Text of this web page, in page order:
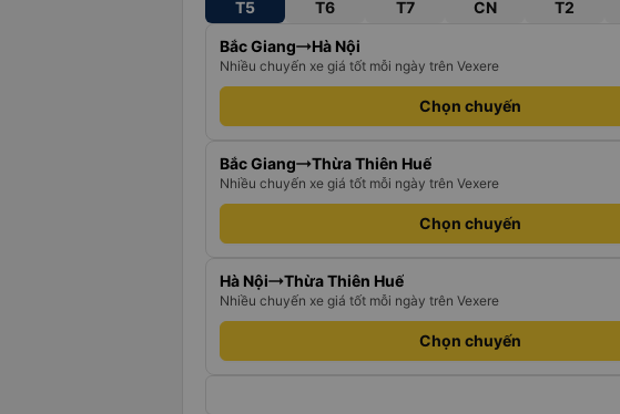
T5 T6 T7 CN T2
Bắc Giang Hà Nội
Nhiều chuyến xe giá tốt mỗi ngày trên Vexere
Chọn chuyến
Bắc Giang Thừa Thiên Huế
Nhiều chuyến xe giá tốt mỗi ngày trên Vexere
Chọn chuyến
Hà Nội Thừa Thiên Huế
Nhiều chuyến xe giá tốt mỗi ngày trên Vexere
Chọn chuyến